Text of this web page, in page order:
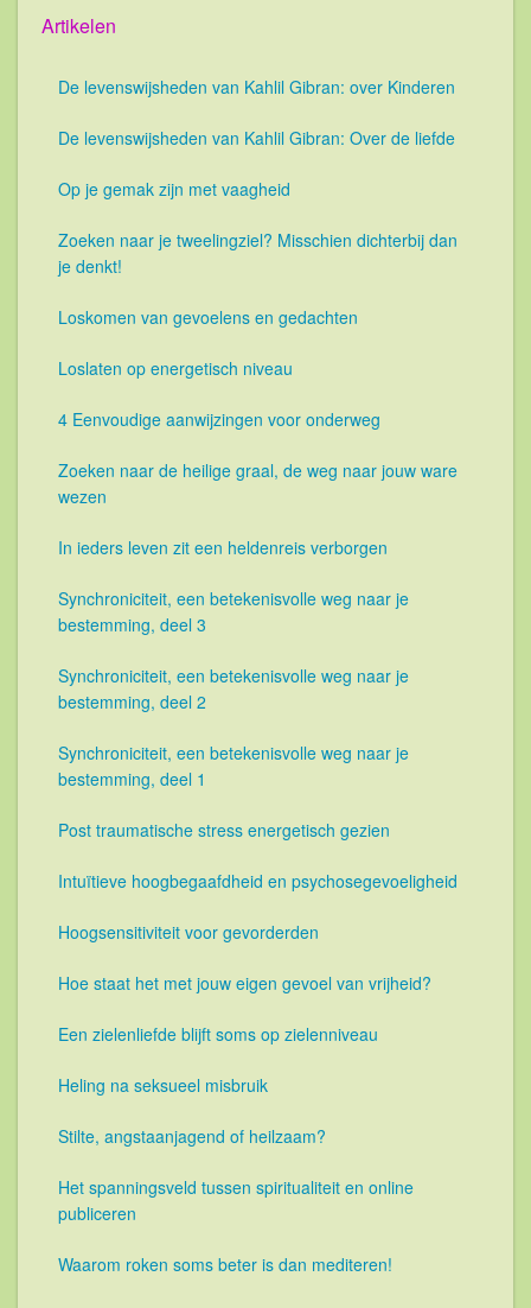
Artikelen
De levenswijsheden van Kahlil Gibran: over Kinderen
De levenswijsheden van Kahlil Gibran: Over de liefde
Op je gemak zijn met vaagheid
Zoeken naar je tweelingziel? Misschien dichterbij dan
je denkt!
Loskomen van gevoelens en gedachten
Loslaten op energetisch niveau
4 Eenvoudige aanwijzingen voor onderweg
Zoeken naar de heilige graal, de weg naar jouw ware
wezen
In ieders leven zit een heldenreis verborgen
Synchroniciteit, een betekenisvolle weg naar je
bestemming, deel 3
Synchroniciteit, een betekenisvolle weg naar je
bestemming, deel 2
Synchroniciteit, een betekenisvolle weg naar je
bestemming, deel 1
Post traumatische stress energetisch gezien
Intuïtieve hoogbegaafdheid en psychosegevoeligheid
Hoogsensitiviteit voor gevorderden
Hoe staat het met jouw eigen gevoel van vrijheid?
Een zielenliefde blijft soms op zielenniveau
Heling na seksueel misbruik
Stilte, angstaanjagend of heilzaam?
Het spanningsveld tussen spiritualiteit en online
publiceren
Waarom roken soms beter is dan mediteren!